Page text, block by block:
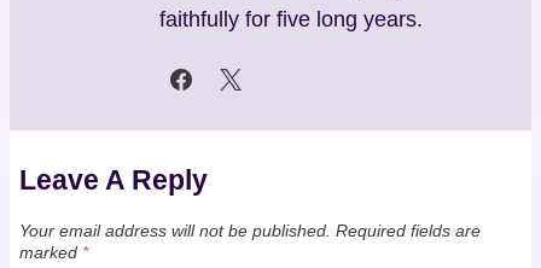
faithfully for five long years.
Leave A Reply
Your email address will not be published. Required fields are
marked *